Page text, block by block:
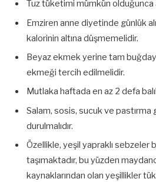
Tuz tüketimi mümkün olduğunca
Emziren anne diyetinde günlük
kalorinin altına düşmemelidir.
Beyaz ekmek yerine tam
ekmeği tercih edilmelidir.
Mutlaka haftada en az 2 defa
Salam, sosis, sucuk ve pastırma
durulmalıdır.
Özellikle, yeşil yapraklı sebzeler
taşımaktadır, bu yüzden
kaynaklarından olan yeşillikler